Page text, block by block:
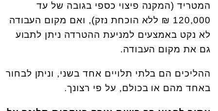
המטריד (המקנה פיצוי כספי בגובה של עד
120,000 ₪ ללא הוכחת נזק), ואם מקום העבודה
לא נקט באמצעים למניעת ההטרדה ניתן לתבוע
גם את מקום העבודה.
ההליכים הם בלתי תלויים אחד בשני, וניתן לבחור
באחד מהם או בכולם, על פי רצונך.